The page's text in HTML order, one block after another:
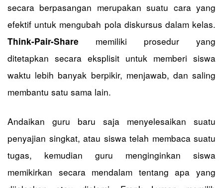
secara berpasangan merupakan suatu cara yang
efektif untuk mengubah pola diskursus dalam kelas.
Think-Pair-Share memiliki prosedur yang
ditetapkan secara eksplisit untuk memberi siswa
waktu lebih banyak berpikir, menjawab, dan saling
membantu satu sama lain.
Andaikan guru baru saja menyelesaikan suatu
penyajian singkat, atau siswa telah membaca suatu
tugas, kemudian guru menginginkan siswa
memikirkan secara mendalam tentang apa yang